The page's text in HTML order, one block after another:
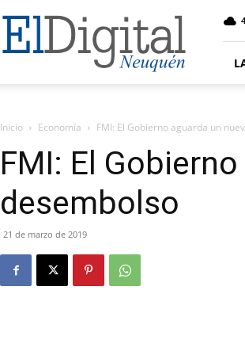
El
Digital
Neuquen
Inicio Economía FMI: El Gobierno aguarda un
FMI: El
desembolso
21 de marzo de 2019